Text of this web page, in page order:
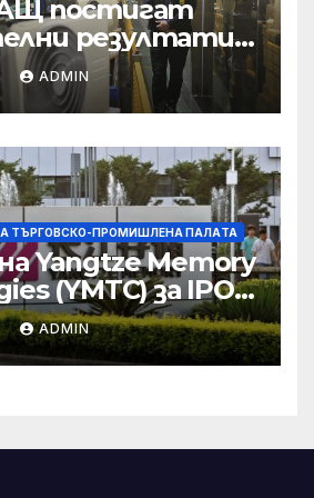
постигат
резултати в
и
консултации:
ADMIN
ТЪРГОВСКО-ПРОМИШЛЕНА ПАЛAТА
Yangtze Memory
(YMTC) за IPO
ADMIN